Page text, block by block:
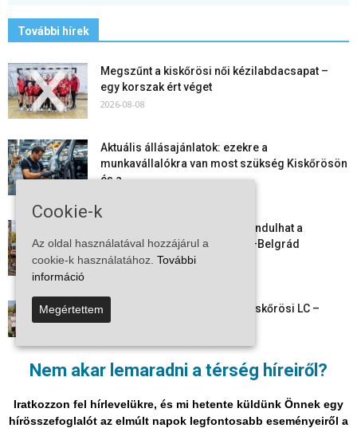
Nem akar lemaradni a térség híreiről?
Iratkozzon fel hírlevelükre, és mi hetente küldünk Önnek egy
hírösszefoglalót az elmúlt napok legfontosabb eseményeiről a
További hírek
Megszűnt a kiskőrösi női kézilabdacsapat –
egy korszak ért véget
2026-08-08
Aktuális állásajánlatok: ezekre a
munkavállalókra van most szükség Kiskőrösön
és a...
Vitézy Dávid: már ősszel újraindulhat a
személyszállítás a Budapest–Belgrád
vasútvonalon
Megkezdte a felkészülést a Kiskőrösi LC –
együtt maradt a keret,...
szabadulni a kontinens a...
2026-08-05
Cookie-k
Az oldal használatával hozzájárul a
cookie-k használatához. További
információ
Megértettem